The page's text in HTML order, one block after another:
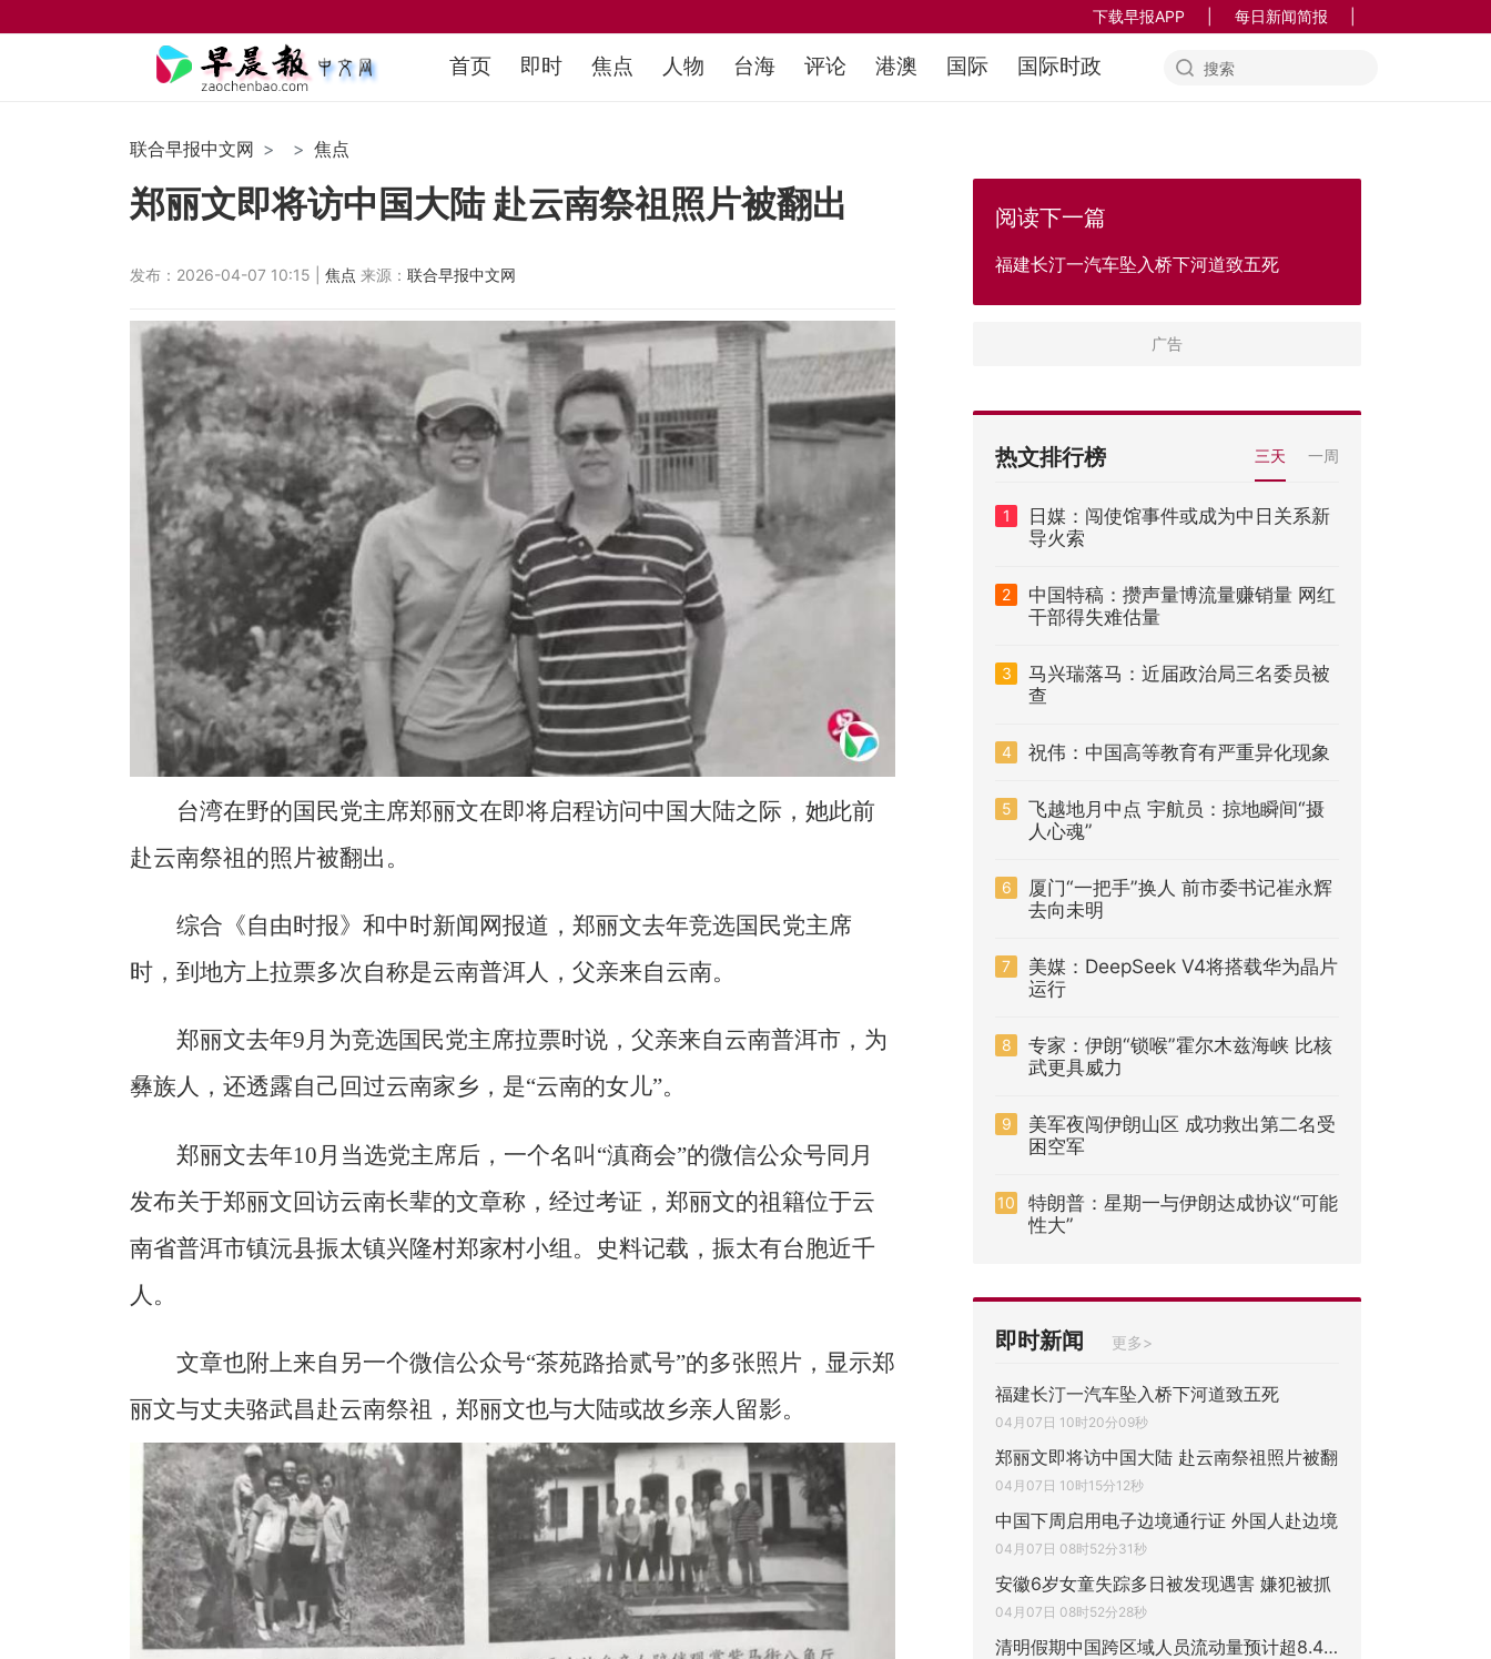
下载早报APP 每日新闻简报
首页 即时 焦点 人物 台海 评论 港澳 国际 国际时政
联合早报中文网 焦点
郑丽文即将访中国大陆 赴云南祭祖照片被翻出
发布：2026-04-07 10:15 | 焦点 来源： 联合早报中文网
台湾在野的国民党主席郑丽文在即将启程访问中国大陆之际，她此前
赴云南祭祖的照片被翻出。
综合《自由时报》和中时新闻网报道，郑丽文去年竞选国民党主席
时，到地方上拉票多次自称是云南普洱人，父亲来自云南。
郑丽文去年9月为竞选国民党主席拉票时说，父亲来自云南普洱市，为
彝族人，还透露自己回过云南家乡，是“云南的女儿”。
郑丽文去年10月当选党主席后，一个名叫“滇商会”的微信公众号同月
发布关于郑丽文回访云南长辈的文章称，经过考证，郑丽文的祖籍位于云
南省普洱市镇沅县振太镇兴隆村郑家村小组。史料记载，振太有台胞近千
人。
文章也附上来自另一个微信公众号“茶苑路拾贰号”的多张照片，显示郑
丽文与丈夫骆武昌赴云南祭祖，郑丽文也与大陆或故乡亲人留影。
阅读下一篇
福建长汀一汽车坠入桥下河道致五死
热文排行榜 三天 一周
1
日媒：闯使馆事件或成为中日关系新
导火索
2
中国特稿：攒声量博流量赚销量 网红
干部得失难估量
3
马兴瑞落马：近届政治局三名委员被
查
4 祝伟：中国高等教育有严重异化现象
5
飞越地月中点 宇航员：掠地瞬间“摄
人心魂”
6
厦门“一把手”换人 前市委书记崔永辉
去向未明
7
美媒：DeepSeek V4将搭载华为晶片
运行
8
专家：伊朗“锁喉”霍尔木兹海峡 比核
武更具威力
9
美军夜闯伊朗山区 成功救出第二名受
困空军
10
特朗普：星期一与伊朗达成协议“可能
性大”
即时新闻 更多>
福建长汀一汽车坠入桥下河道致五死
04月07日 10时20分09秒
郑丽文即将访中国大陆 赴云南祭祖照片被翻
04月07日 10时15分12秒
中国下周启用电子边境通行证 外国人赴边境
04月07日 08时52分31秒
安徽6岁女童失踪多日被发现遇害 嫌犯被抓
04月07日 08时52分28秒
清明假期中国跨区域人员流动量预计超8.4亿